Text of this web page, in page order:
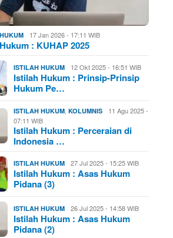
17 Jan 2026 - 17:11 WIB
: KUHAP 2025
ISTILAH HUKUM 12 Okt 2025 - 16:51 WIB
Istilah Hukum : Prinsip-Prinsip
Hukum Pe…
ISTILAH HUKUM ,KOLUMNIS
11 Agu 2025 -
07:11 WIB
Istilah Hukum : Perceraian di
Indonesia …
ISTILAH HUKUM 27 Jul 2025 - 15:25 WIB
Istilah Hukum : Asas Hukum
Pidana (3)
ISTILAH HUKUM 26 Jul 2025 - 14:58 WIB
Istilah Hukum : Asas Hukum
Pidana (2)